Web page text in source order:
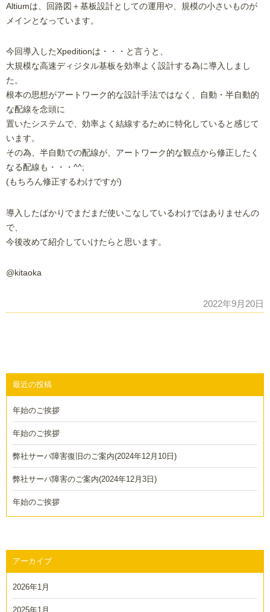
Altiumは、回路図＋基板設計としての運用や、規模の小さいものが
メインとなっています。
今回導入したXpeditionは・・・と言うと、
大規模な高速ディジタル基板を効率よく設計する為に導入しまし
た。
根本の思想がアートワーク的な設計手法ではなく、自動・半自動的
な配線を念頭に
置いたシステムで、効率よく結線するために特化していると感じて
います。
その為、半自動での配線が、アートワーク的な観点から修正したく
なる配線も・・・^^;
(もちろん修正するわけですが)
導入したばかりでまだまだ使いこなしているわけではありませんの
で、
今後改めて紹介していけたらと思います。
@kitaoka
2022年9月20日
最近の投稿
年始のご挨拶
年始のご挨拶
弊社サーバ障害復旧のご案内(2024年12月10日)
弊社サーバ障害のご案内(2024年12月3日)
年始のご挨拶
アーカイブ
2026年1月
2025年1月